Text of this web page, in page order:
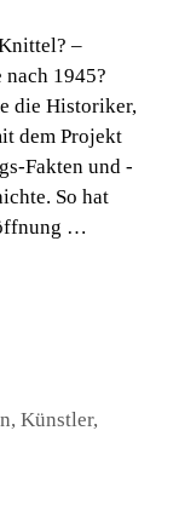
–
1945?
die Historiker,
dem Projekt
Fakten und -
So hat
…
,Künstler,